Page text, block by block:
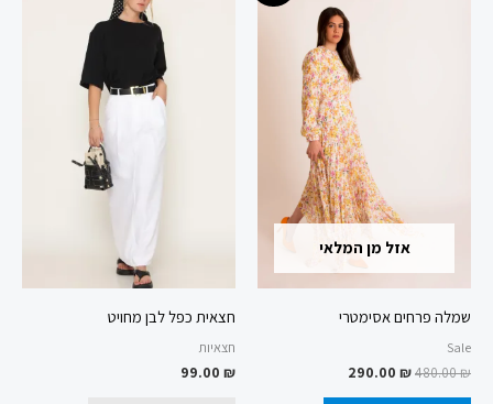
אזל מן המלאי
שמלה פרחים אסימטרי
Sale
480.00₪
290.00 ₪
הוא:
290.00 ₪.
זה
יש
מספר
סוגים.
ניתן
לבחור
את
האפשרויות
בעמוד
המוצר
חצאית כפל לבן מחויט
חצאיות
99.00 ₪
יש
מספר
סוגים.
ניתן
לבחור
את